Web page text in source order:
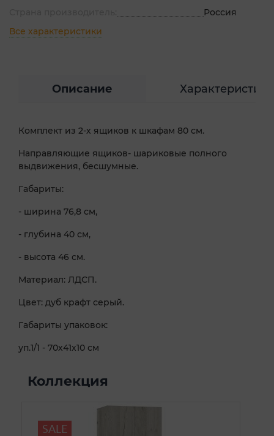
Россия
Все характеристики
Описание Характеристики
Комплект из 2-х ящиков к шкафам 80 см.
Направляющие ящиков- шариковые полного
выдвижения, бесшумные.
Габариты:
- ширина 76,8 см,
- глубина 40 см,
- высота 46 см.
Материал: ЛДСП.
Цвет: дуб крафт серый.
Габариты упаковок:
уп.1/1 - 70х41х10 см
Коллекция
SALE